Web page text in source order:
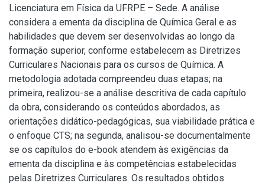
Licenciatura em Física da UFRPE – Sede. A análise
considera a ementa da disciplina de Química Geral e as
habilidades que devem ser desenvolvidas ao longo da
formação superior, conforme estabelecem as Diretrizes
Curriculares Nacionais para os cursos de Química. A
metodologia adotada compreendeu duas etapas; na
primeira, realizou-se a análise descritiva de cada capítulo
da obra, considerando os conteúdos abordados, as
orientações didático-pedagógicas, sua viabilidade prática e
o enfoque CTS; na segunda, analisou-se documentalmente
se os capítulos do e-book atendem às exigências da
ementa da disciplina e às competências estabelecidas
pelas Diretrizes Curriculares. Os resultados obtidos